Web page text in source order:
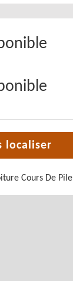
localiser
Cours De Pile